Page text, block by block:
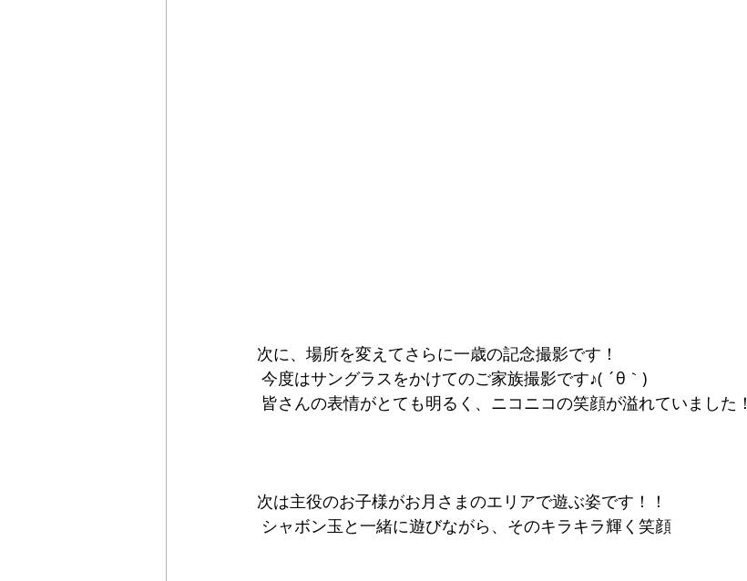
次に、場所を変えてさらに一歳の記念撮影です！
今度はサングラスをかけてのご家族撮影です♪( ´θ｀)
皆さんの表情がとても明るく、ニコニコの笑顔が溢れていました！
次は主役のお子様がお月さまのエリアで遊ぶ姿です！！
シャボン玉と一緒に遊びながら、そのキラキラ輝く笑顔